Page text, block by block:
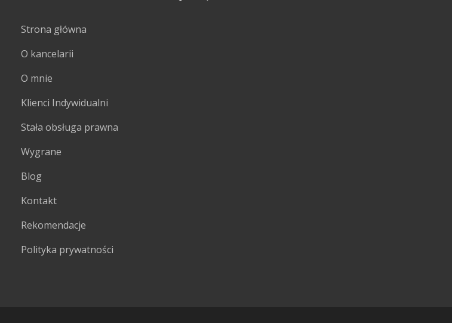
Strona główna
O kancelarii
O mnie
Klienci Indywidualni
Stała obsługa prawna
Wygrane
Blog
Kontakt
Rekomendacje
Polityka prywatności